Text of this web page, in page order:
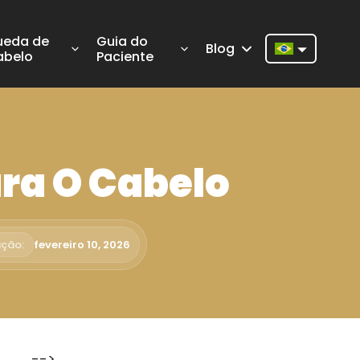
de
Guia do
Paciente
Blog
O Cabelo
fevereiro 10, 2026